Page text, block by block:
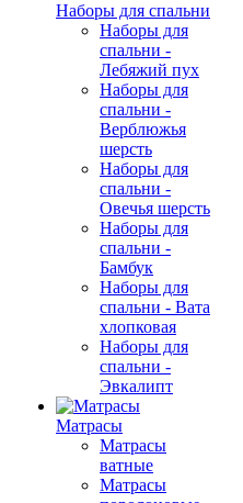
Наборы для спальни
Наборы для
спальни -
Лебяжий пух
Наборы для
спальни -
Верблюжья
шерсть
Наборы для
спальни -
Овечья шерсть
Наборы для
спальни -
Бамбук
Наборы для
спальни - Вата
хлопковая
Наборы для
спальни -
Эвкалипт
Матрасы
Матрасы
ватные
Матрасы